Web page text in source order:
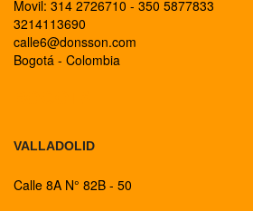
Movil: 314 2726710 - 350 5877833
3214113690
calle6@donsson.com
Bogotá - Colombia
VALLADOLID
Calle 8A N° 82B - 50